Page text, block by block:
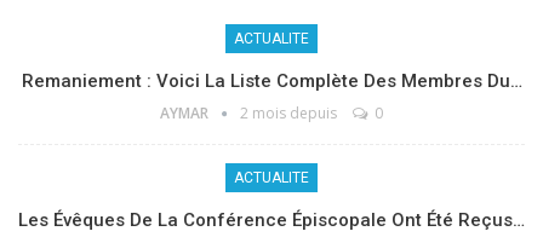
ACTUALITE
Remaniement : Voici La Liste Complète Des Membres Du…
AYMAR 2 mois depuis 0
ACTUALITE
Les Évêques De La Conférence Épiscopale Ont Été Reçus…